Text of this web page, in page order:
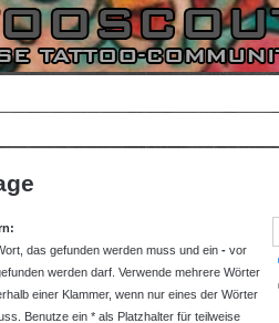
das gefunden werden muss und ein - vor
werden darf. Verwende mehrere Wörter
einer Klammer, wenn nur eines der Wörter
Benutze ein * als Platzhalter für teilweise